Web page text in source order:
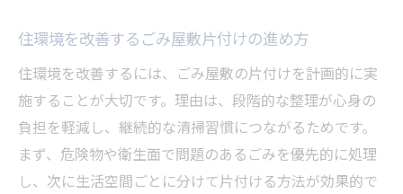
住環境を改善するごみ屋敷片付けの進め方
住環境を改善するには、ごみ屋敷の片付けを計画的に実
施することが大切です。理由は、段階的な整理が心身の
負担を軽減し、継続的な清掃習慣につながるためです。
まず、危険物や衛生面で問題のあるごみを優先的に処理
し、次に生活空間ごとに分けて片付ける方法が効果的で